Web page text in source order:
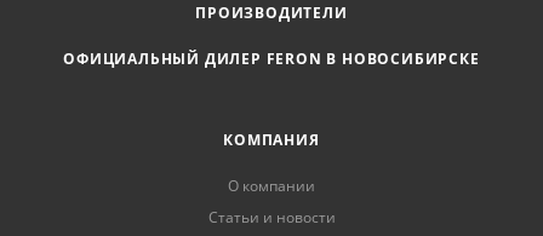
ПРОИЗВОДИТЕЛИ
ОФИЦИАЛЬНЫЙ ДИЛЕР FERON В НОВОСИБИРСКЕ
КОМПАНИЯ
О компании
Статьи и новости